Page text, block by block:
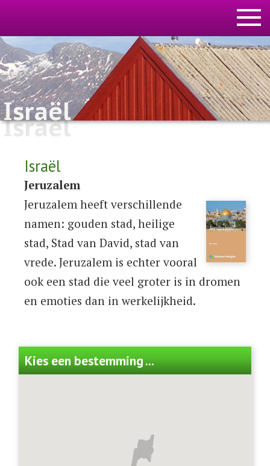
Israël
Israël
Kies een bestemming ...
Israël
Jeruzalem
Jeruzalem heeft verschillende
namen: gouden stad, heilige
stad, Stad van David, stad van
vrede. Jeruzalem is echter vooral
ook een stad die veel groter is in dromen
en emoties dan in werkelijkheid.